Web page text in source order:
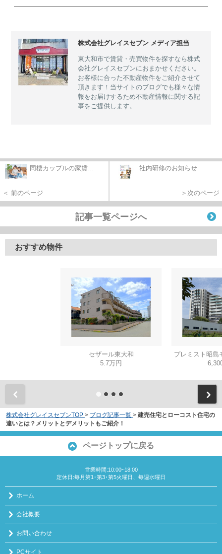
株式会社グレイスセブン メディア担当
東大和市で賃貸・売買物件を探すなら株式
会社グレイスセブンにおまかせください。
お客様に合った不動産物件をご紹介させて
頂きます！当サイトのブログでも様々な情
報をお届けするため不動産情報に関する記
事をご提供します。
同棲カップルの家賃...
＜ 前のページ
社内研修のお知らせ
＞次のページ
記事一覧ページへ
おすすめ物件
セザール東大和
5.7万円
プレミスト昭島
株式会社グレイスセブンTOP > ブログ記事一覧 > 建売住宅とローコスト住宅の
違いとは？メリットとデメリットもご紹介！
ページトップに戻る
営業時間:10:00~18:00
定休日:毎月第1･第3･第5火曜日、毎週水曜日
ホーム
会社概要
お問い合わせ
PCサイト